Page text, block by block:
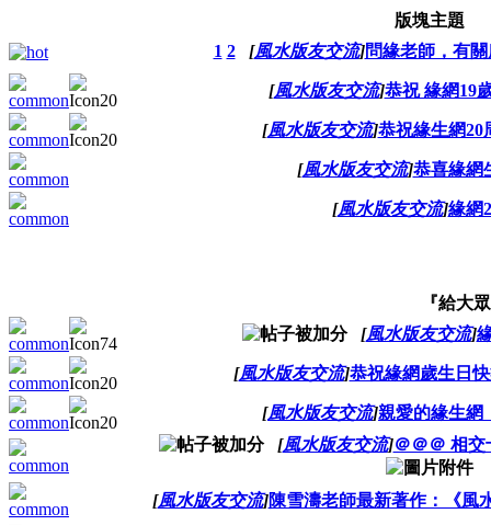
版塊主題
1 2 [風水版友交流]問緣老師，有
[風水版友交流]恭祝 緣網19
[風水版友交流]恭祝緣生網20
[風水版友交流]恭喜緣網
[風水版友交流]緣網
『給大
[風水版友交流]
[風水版友交流]恭祝緣網歲生日
[風水版友交流]親愛的緣生網
[風水版友交流]＠＠＠ 相交
[風水版友交流]陳雪濤老師最新著作：《風